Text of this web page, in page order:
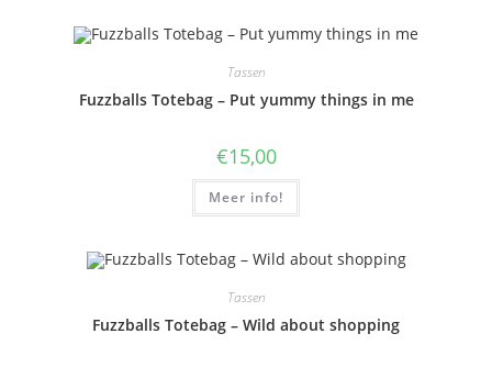
Tassen
Fuzzballs Totebag – Put yummy things in me
€15,00
Meer info!
Tassen
Fuzzballs Totebag – Wild about shopping